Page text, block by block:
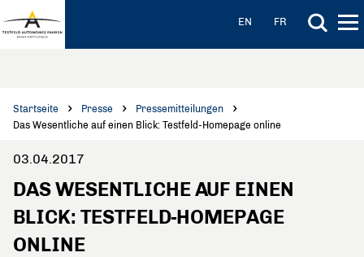
EN FR
Startseite Presse
Pressemitteilungen
Das Wesentliche auf einen Blick: Testfeld-Homepage online
03.04.2017
DAS WESENTLICHE AUF EINEN
BLICK: TESTFELD-HOMEPAGE
ONLINE